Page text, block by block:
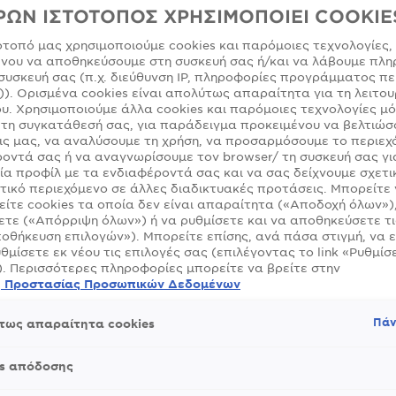
τη χρήση θερμικών εργαλείων styling: Η θερμότητα
την ξηρότητα και τους ερεθισμούς. Βρείτε όλα τα
ευαίσθητο τριχωτό και χαρίστε στα μαλλιά και το
περιποίηση που τους αξίζει!
(3) ΑΠΟΤΕΛΕΣΜΑ(TA)
ΙΣΤΟΤΟΠΟΣ ΧΡΗΣΙΜΟΠΟΙΕΙ
μας χρησιμοποιούμε cookies και παρόμοιες τεχνολογίες,
να αποθηκεύσουμε στη συσκευή σας ή/και να λάβουμε
σας (π.χ. διεύθυνση IP, πληροφορίες προγράμματος
Ορισμένα cookies είναι απολύτως απαραίτητα για τη
Χρησιμοποιούμε άλλα cookies και παρόμοιες τεχνολογίες
συγκατάθεσή σας, για παράδειγμα προκειμένου να
μας, να αναλύσουμε τη χρήση, να προσαρμόσουμε το
σας ή να αναγνωρίσουμε τον browser/ τη συσκευή σας
προφίλ με τα ενδιαφέροντά σας και να σας δείχνουμε
περιεχόμενο σε άλλες διαδικτυακές προτάσεις. Μπορείτε
cookies τα οποία δεν είναι απαραίτητα («Αποδοχή
(«Απόρριψη όλων») ή να ρυθμίσετε και να αποθηκεύσετε
επιλογών»). Μπορείτε επίσης, ανά πάσα στιγμή, να
εκ νέου τις επιλογές σας (επιλέγοντας το link
Περισσότερες πληροφορίες μπορείτε να βρείτε στην
Προστασίας Προσωπικών Δεδομένων
απαραίτητα cookies
απόδοσης